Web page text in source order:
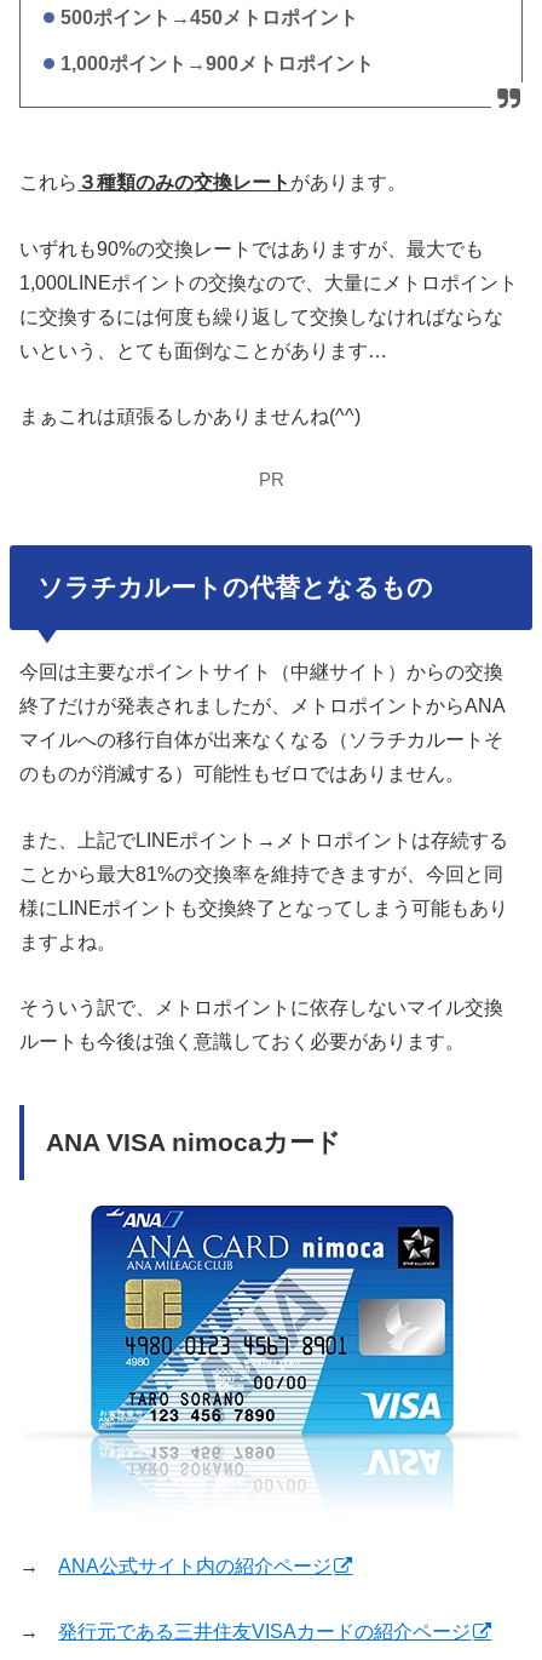
500ポイント→450メトロポイント
1,000ポイント→900メトロポイント
これら ３種類のみの交換レート があります。
いずれも90%の交換レートではありますが、最大でも
1,000LINEポイントの交換なので、大量にメトロポイント
に交換するには何度も繰り返して交換しなければならな
いという、とても面倒なことがあります…
まぁこれは頑張るしかありませんね(^^)
PR
ソラチカルートの代替となるもの
今回は主要なポイントサイト（中継サイト）からの交換
終了だけが発表されましたが、メトロポイントからANA
マイルへの移行自体が出来なくなる（ソラチカルートそ
のものが消滅する）可能性もゼロではありません。
また、上記でLINEポイント→メトロポイントは存続する
ことから最大81%の交換率を維持できますが、今回と同
様にLINEポイントも交換終了となってしまう可能もあり
ますよね。
そういう訳で、メトロポイントに依存しないマイル交換
ルートも今後は強く意識しておく必要があります。
ANA VISA nimocaカード
→ANA公式サイト内の紹介ページ
→発行元である三井住友VISAカードの紹介ページ